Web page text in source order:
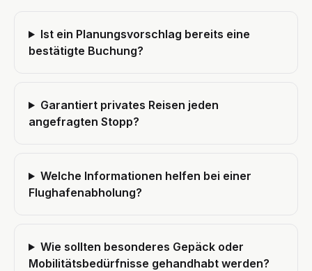
Ist ein Planungsvorschlag bereits eine
bestätigte Buchung?
Garantiert privates Reisen jeden
angefragten Stopp?
Welche Informationen helfen bei einer
Flughafenabholung?
Wie sollten besonderes Gepäck oder
Mobilitätsbedürfnisse gehandhabt werden?